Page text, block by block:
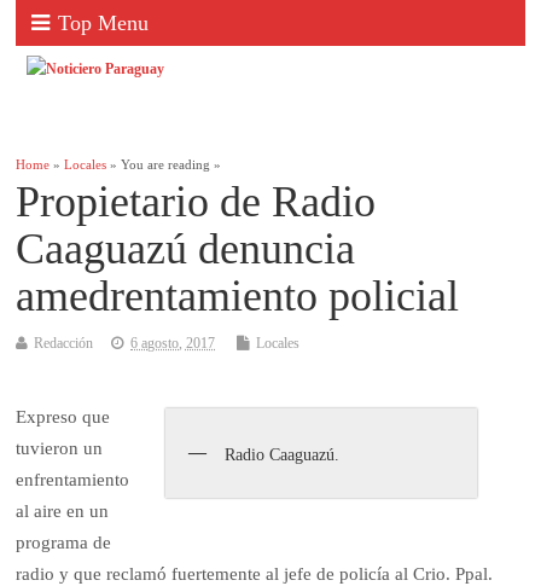
Top Menu
Home »Locales » You are reading »
Propietario de Radio
Caaguazú denuncia
amedrentamiento policial
Redacción 6 agosto, 2017 Locales
Radio Caaguazú.
Expreso que
tuvieron un
enfrentamiento
al aire en un
programa de
radio y que reclamó fuertemente al jefe de policía al Crio. Ppal.